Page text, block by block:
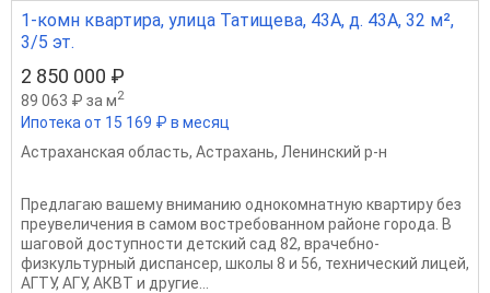
1-комн квартира, улица Татищева, 43А, д. 43А, 32 м²,
3/5 эт.
2 850 000 ₽
89 063 ₽ за м2
Ипотека от 15 169 ₽ в месяц
Астраханская область, Астрахань, Ленинский р-н
Предлагаю вашему вниманию однокомнатную квартиру без
преувеличения в самом востребованном районе города. В
шаговой доступности детский сад 82, врачебно-
физкультурный диспансер, школы 8 и 56, технический лицей,
АГТУ, АГУ, АКВТ и другие...